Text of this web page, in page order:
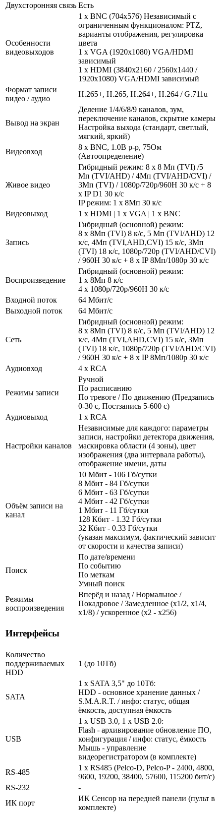
Двухсторонняя связь Есть
Особенности
видеовыходов
1 x BNC (704x576) Независимый с
ограниченным функционалом: PTZ,
варианты отображения, регулировка
цвета
1 x VGA (1920x1080) VGA/HDMI
зависимый
1 x HDMI (3840x2160 / 2560x1440 /
1920x1080) VGA/HDMI зависимый
Формат записи
видео / аудио
H.265+, H.265, H.264+, H.264 / G.711u
Вывод на экран
Деление 1/4/6/8/9 каналов, зум,
переключение каналов, скрытие камеры
Настройка выхода (стандарт, светлый,
мягкий, яркий)
Видеовход
8 x BNC, 1.0В p-p, 75Ом
(Автоопределение)
Живое видео
Гибридный режим: 8 х 8 Мп (TVI) /5
Мп (TVI/AHD) / 4Мп (TVI/AHD/CVI) /
3Мп (TVI) / 1080р/720р/960H 30 к/с + 8
х IP D1 30 к/с
IP режим: 1 x 8Мп 30 к/с
Видеовыход
1 x HDMI | 1 x VGA | 1 x BNC
Запись
Гибридный (основной) режим:
8 х 8Мп (TVI) 8 к/с, 5 Мп (TVI/AHD) 12
к/с, 4Мп (TVI,AHD,CVI) 15 к/с, 3Мп
(TVI) 18 к/с, 1080р/720р (TVI/AHD/CVI)
/ 960H 30 к/с + 8 х IP 8Мп/1080р 30 к/с
Воспроизведение
Гибридный (основной) режим:
1 x 8Мп 8 к/с
4 x 1080р/720р/960H 30 к/с
Входной поток
64 Мбит/с
Выходной поток
64 Мбит/с
Сеть
Гибридный (основной) режим:
8 х 8Мп (TVI) 8 к/с, 5 Мп (TVI/AHD) 12
к/с, 4Мп (TVI,AHD,CVI) 15 к/с, 3Мп
(TVI) 18 к/с, 1080р/720р (TVI/AHD/CVI)
/ 960H 30 к/с + 8 х IP 8Мп/1080р 30 к/с
Аудиовход
4 x RCA
Режимы записи
Ручной
По расписанию
По тревоге / По движению (Предзапись
0-30 с, Постзапись 5-600 с)
Аудиовыход
1 x RCA
Настройки каналов
Независимые для каждого: параметры
записи, настройки детектора движения,
маскировка области (4 зоны), цвет
изображения (два интервала работы),
отображение имени, даты
Объём записи на
канал
10 Мбит - 106 Гб/сутки
8 Мбит - 84 Гб/сутки
6 Мбит - 63 Гб/сутки
4 Мбит - 42 Гб/сутки
1 Мбит - 11 Гб/сутки
128 Кбит - 1.32 Гб/сутки
32 Кбит - 0.33 Гб/сутки
(указан максимум, фактический зависит
от скорости и качества записи)
Поиск
По дате/времени
По событию
По меткам
Умный поиск
Режимы
воспроизведения
Вперёд и назад / Нормальное /
Покадровое / Замедленное (х1/2, х1/4,
х1/8) / ускоренное (х2 - х256)
Интерфейсы
Количество
поддерживаемых
HDD
1 (до 10Тб)
SATA
1 x SATA 3,5" до 10Тб:
HDD - основное хранение данных /
S.M.A.R.T. / инфо: статус, общая
ёмкость, доступная ёмкость
USB
1 x USB 3.0, 1 x USB 2.0:
Flash - архивирование обновление ПО,
конфигурация / инфо: статус, ёмкость
Мышь - управление
видеорегистратором (в комплекте)
RS-485
1 x RS485 (Pelco-D, Pelco-P - 2400, 4800,
9600, 19200, 38400, 57600, 115200 бит/с)
RS-232
-
ИК порт
ИК Сенсор на передней панели (пульт в
комплекте)